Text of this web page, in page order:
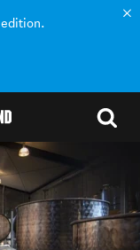
edition.